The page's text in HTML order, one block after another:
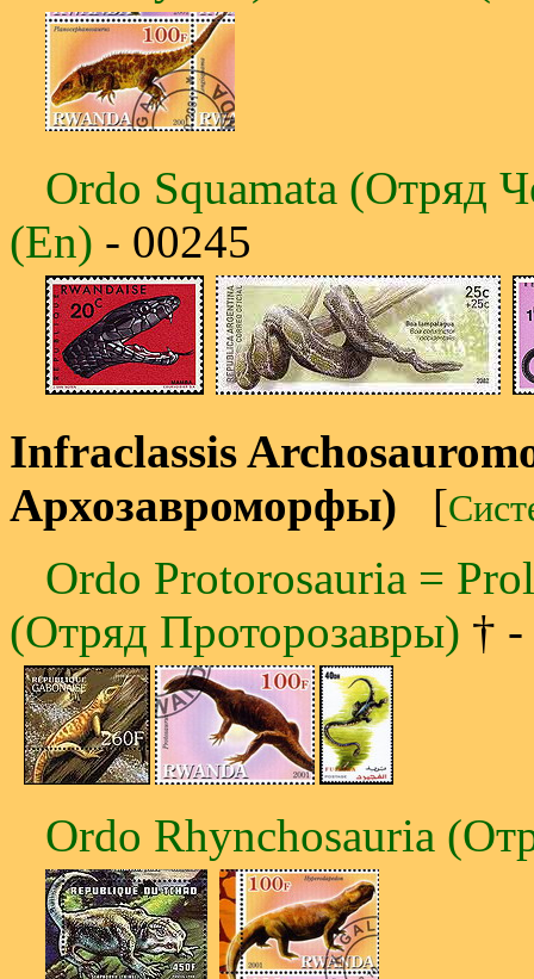
Ordo Squamata (Отряд
(En) - 00245
Infraclassis
Архозавроморфы)
[
Ordo Protorosauria =
(Отряд Проторозавры) † -
Ordo Rhynchosauria